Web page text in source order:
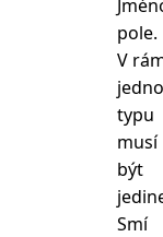
pole.
V
typu
musí
být
Smí